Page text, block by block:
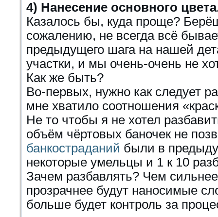
4) Нанесение основного
Казалось бы, куда проще?
сожалению, не всегда всё
предыдущего шага на нашей
участки, и мы очень-очень не
Как же быть?
Во-первых, нужно как следует
мне хватило соотношения
Не то чтобы я не хотел
объём чёртовых баночек не
банкостраданий были в
некоторые умельцы и 1 к 10
Зачем разбавлять? Чем
прозрачнее будут наносимые
больше будет контроль за